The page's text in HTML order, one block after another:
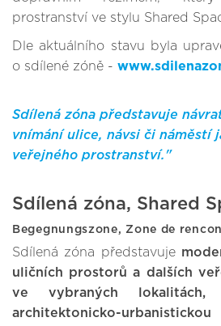
prostranství ve stylu Shared
Dle aktuálního stavu byla
o sdílené zóně -
Sdílená zóna představuje
vnímání ulice, návsi či náměstí
veřejného prostranství."
Sdílená zóna, Shared
Begegnungszone, Zone de
Sdílená zóna představuje
uličních prostorů a dalších
ve vybraných lokalitách,
architektonicko-